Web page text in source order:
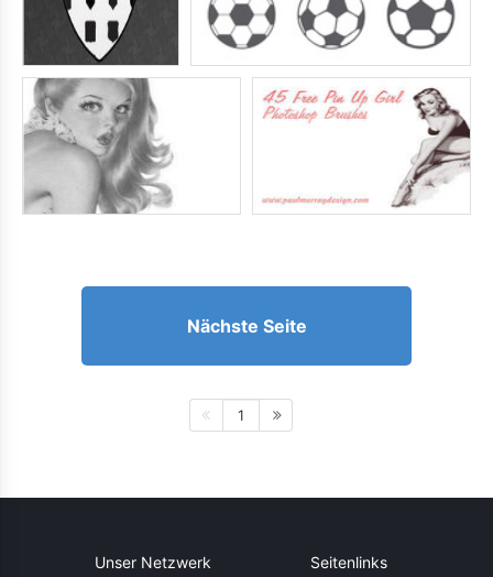
Nächste Seite
1
Unser Netzwerk Seitenlinks